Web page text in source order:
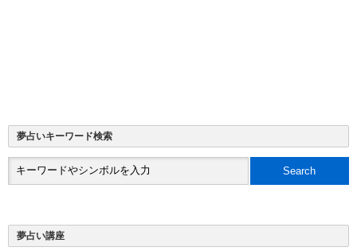
夢占いキーワード検索
夢占い講座